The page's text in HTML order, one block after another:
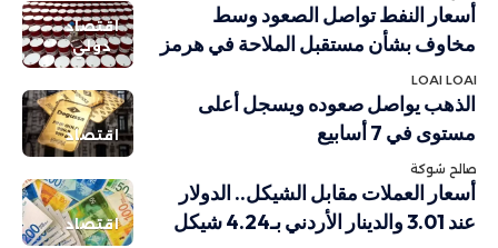
اقتصاد
دولي
أسعار النفط تواصل الصعود وسط
مخاوف بشأن مستقبل الملاحة في هرمز
LOAI LOAI
اقتصاد
الذهب يواصل صعوده ويسجل أعلى
مستوى في 7 أسابيع
صالح شوكة
اقتصاد
أسعار العملات مقابل الشيكل.. الدولار
عند 3.01 والدينار الأردني بـ4.24 شيكل